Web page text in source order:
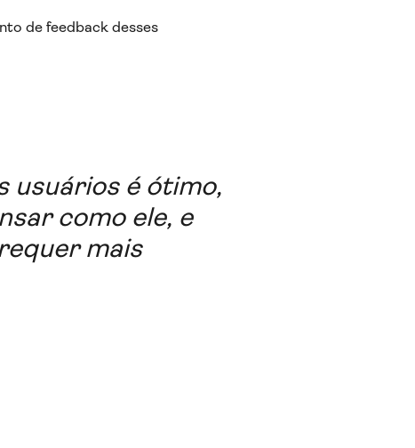
de feedback desses
usuários é ótimo,
como ele, e
mais